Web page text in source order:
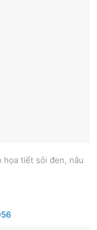
họa tiết sỏi đen, nâu